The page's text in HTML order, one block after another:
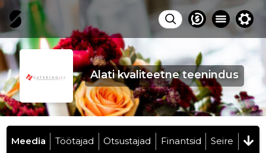
Alati kvaliteetne teenindus
Meedia Töötajad Otsustajad Finantsid Seire